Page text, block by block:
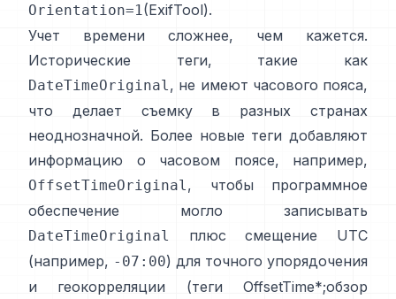
Orientation=1(ExifTool).
Учет времени сложнее, чем кажется.
Исторические теги, такие как
DateTimeOriginal, не имеют часового пояса,
что делает съемку в разных странах
неоднозначной. Более новые теги добавляют
информацию о часовом поясе, например,
OffsetTimeOriginal, чтобы программное
обеспечение могло записывать
DateTimeOriginal
плюс смещение UTC
(например, -07:00) для точного упорядочения
и геокорреляции (теги OffsetTime*;обзор